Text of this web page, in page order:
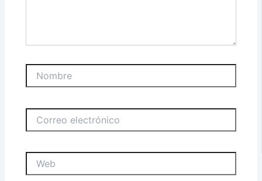
electrónico